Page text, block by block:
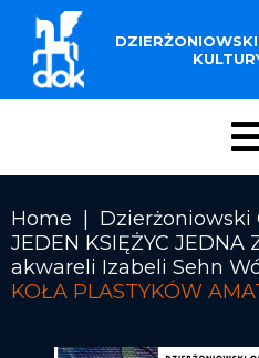
Przejdź
treści
BUDYNKU
„ZBYSZEK” W
Ścieżka
nawigacyjna
Home
Dzierżoniowski
JEDEN KSIĘŻYC JEDNA
akwareli Izabeli Sehn
KOŁA PLASTYKÓW